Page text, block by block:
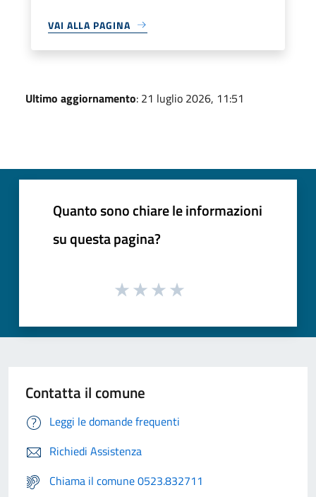
VAI ALLA PAGINA
Ultimo aggiornamento: 21 luglio 2026, 11:51
Quanto sono chiare le informazioni
su questa pagina?
Contatta il comune
Leggi le domande frequenti
Richiedi Assistenza
Chiama il comune 0523.832711